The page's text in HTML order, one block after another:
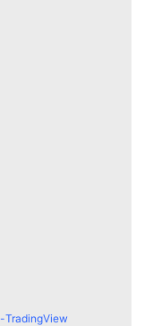
עקוב אחר כל השווקים ב-TradingView